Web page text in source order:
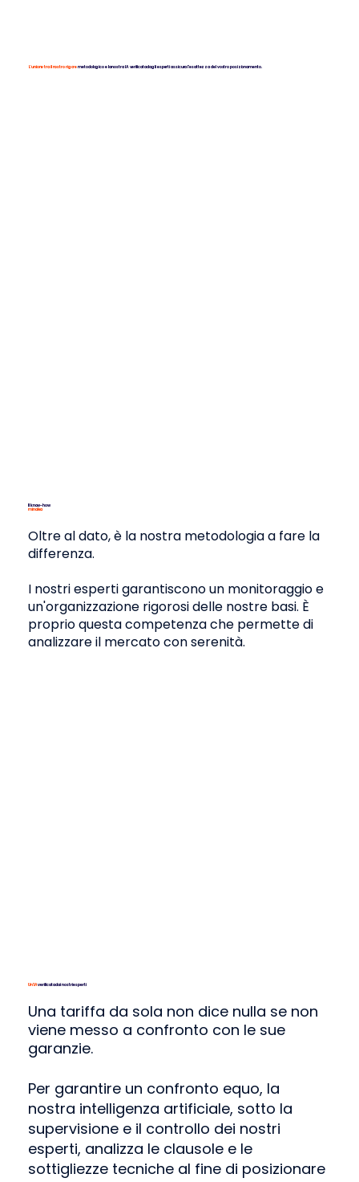
L'unione tra il nostro rigoremetodologico e la nostra IA verificata dagli esperti assicura l'esattezza del vostro posizionamento.
Il know-how
minalea
Oltre al dato,è la nostra metodologia a fare la
differenza.
I nostri esperti garantiscono un monitoraggio e
un'organizzazione rigorosidelle nostre basi. È
proprio questa competenza che permette di
analizzare il mercato con serenità.
Un'IAverificata dai nostri esperti
Una tariffa da sola non dice nulla se non
viene messo a confronto con le sue
garanzie.
Per garantire un confronto equo, la
nostra intelligenza artificiale, sotto la
supervisione e il controllo dei nostri
esperti, analizza le clausole e le
sottigliezze tecniche al fine di posizionare